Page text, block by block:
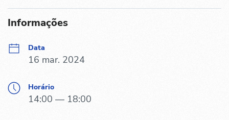
Informações
Data
16 mar. 2024
Horário
14:00 — 18:00